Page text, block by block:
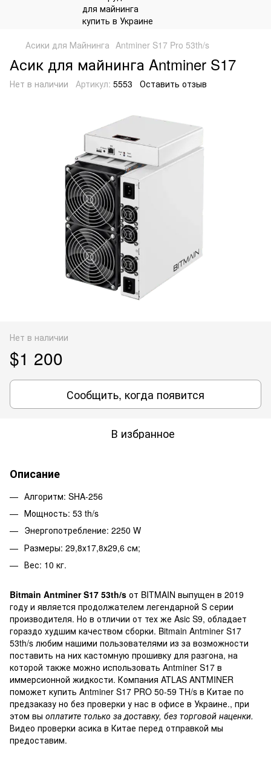
Асики для Майнинга Antminer S17 Pro 53th/s
Асик для майнинга Antminer S17
Нет в наличии Артикул: 5553 Оставить отзыв
Нет в наличии
$1 200
Сообщить, когда появится
В избранное
Описание
Алгоритм: SHA-256
Мощность: 53 th/s
Энергопотребление: 2250 W
Размеры: 29,8х17,8х29,6 см;
Вес: 10 кг.
Bitmain Antminer S17 53th/s от BITMAIN выпущен в 2019
году и является продолжателем легендарной S серии
производителя. Но в отличии от тех же Asic S9, обладает
гораздо худшим качеством сборки. Bitmain Antminer S17
53th/s любим нашими пользователями из за возможности
поставить на них кастомную прошивку для разгона, на
которой также можно использовать Antminer S17 в
иммерсионной жидкости. Компания ATLAS ANTMINER
поможет купить Antminer S17 PRO 50-59 TH/s в Китае по
предзаказу но без проверки у нас в офисе в Украине., при
этом вы оплатите только за доставку, без торговой наценки.
Видео проверки асика в Китае перед отправкой мы
предоставим.